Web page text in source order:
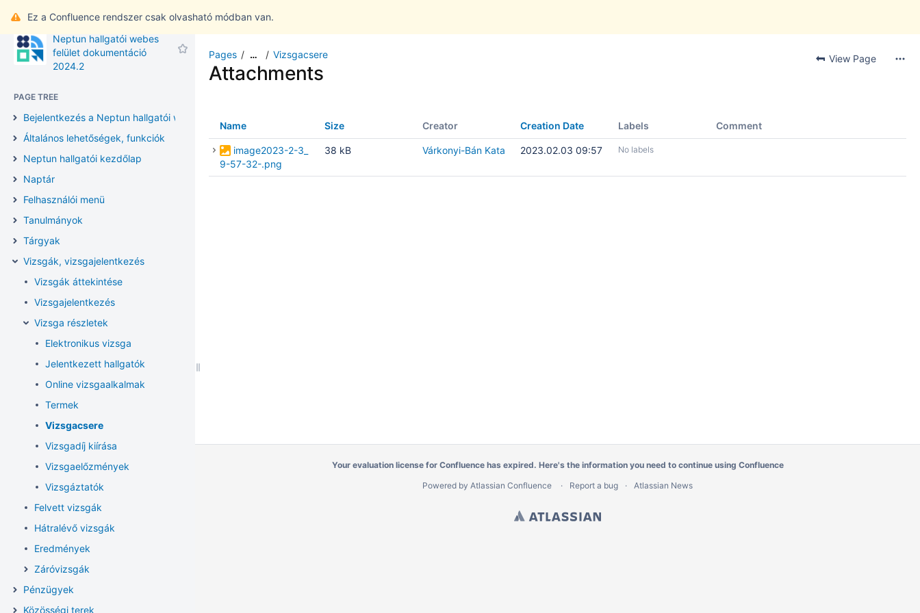
Ez a Confluence rendszer csak olvasható módban van.
Neptun hallgatói webes
felület dokumentáció
2024.2
PAGE TREE
Bejelentkezés a Neptun hallgatói webes felületre
Általános lehetőségek, funkciók
Neptun hallgatói kezdőlap
Naptár
Felhasználói menü
Tanulmányok
Tárgyak
Vizsgák, vizsgajelentkezés
Vizsgák áttekintése
Vizsgajelentkezés
Vizsga részletek
Elektronikus vizsga
Jelentkezett hallgatók
Online vizsgaalkalmak
Termek
Vizsgacsere
Vizsgadíj kiírása
Vizsgaelőzmények
Vizsgáztatók
Felvett vizsgák
Hátralévő vizsgák
Eredmények
Záróvizsgák
Pénzügyek
Közösségi terek
View Page
Pages … Vizsgacsere
Attachments
Name Size Creator Creation Date Labels Comment
image2023-2-3_
9-57-32-.png
38 kB Várkonyi-Bán Kata 2023.02.03 09:57 No labels
Your evaluation license for Confluence has expired. Here's the information you need to continue using Confluence
Powered by Atlassian Confluence Report a bug Atlassian News